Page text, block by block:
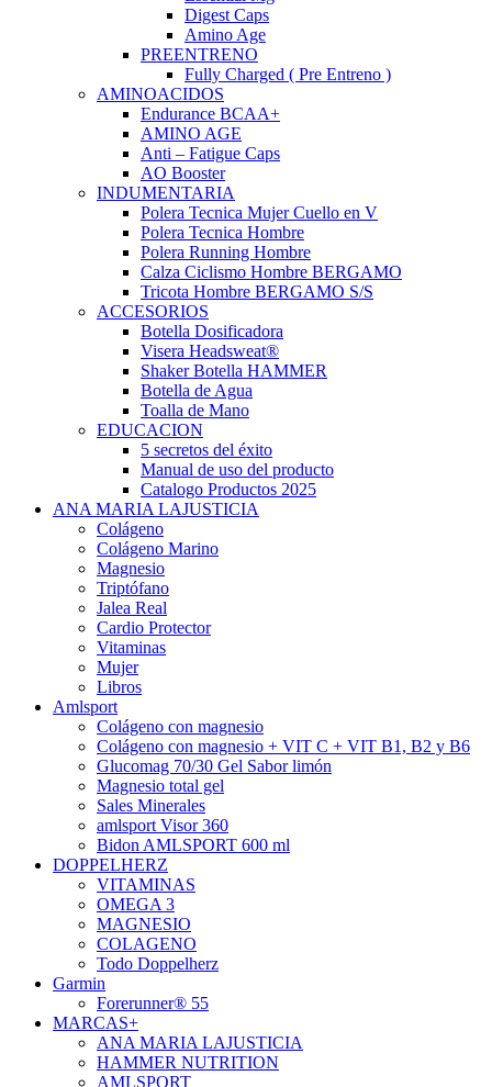
Digest Caps
Amino Age
PREENTRENO
Fully Charged ( Pre Entreno )
AMINOACIDOS
Endurance BCAA+
AMINO AGE
Anti – Fatigue Caps
AO Booster
INDUMENTARIA
Polera Tecnica Mujer Cuello en V
Polera Tecnica Hombre
Polera Running Hombre
Calza Ciclismo Hombre BERGAMO
Tricota Hombre BERGAMO S/S
ACCESORIOS
Botella Dosificadora
Visera Headsweat®
Shaker Botella HAMMER
Botella de Agua
Toalla de Mano
EDUCACION
5 secretos del éxito
Manual de uso del producto
Catalogo Productos 2025
ANA MARIA LAJUSTICIA
Colágeno
Colágeno Marino
Magnesio
Triptófano
Jalea Real
Cardio Protector
Vitaminas
Mujer
Libros
Amlsport
Colágeno con magnesio
Colágeno con magnesio + VIT C + VIT B1, B2 y B6
Glucomag 70/30 Gel Sabor limón
Magnesio total gel
Sales Minerales
amlsport Visor 360
Bidon AMLSPORT 600 ml
DOPPELHERZ
VITAMINAS
OMEGA 3
MAGNESIO
COLAGENO
Todo Doppelherz
Garmin
Forerunner® 55
MARCAS+
ANA MARIA LAJUSTICIA
HAMMER NUTRITION
AMLSPORT